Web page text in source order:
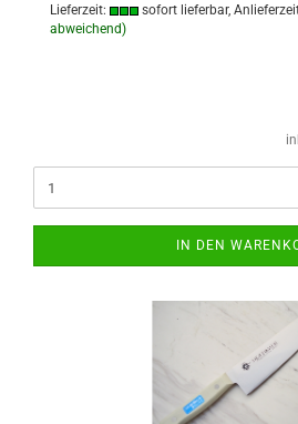
Lieferzeit:
sofort lieferbar,
abweichend)
IN DEN